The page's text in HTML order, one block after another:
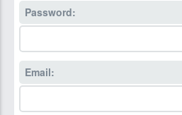
Password:
Email: